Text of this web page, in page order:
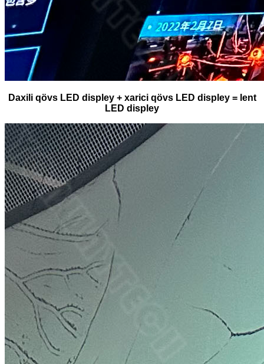
Daxili qövs LED displey + xarici qövs LED displey = lent
LED displey